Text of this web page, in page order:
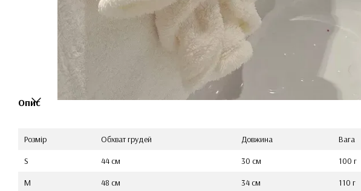
Опис
Розмір Обхват грудей Довжина
Вага
S
44 см 30 см
100 г
M
48 см 34 см
110 г